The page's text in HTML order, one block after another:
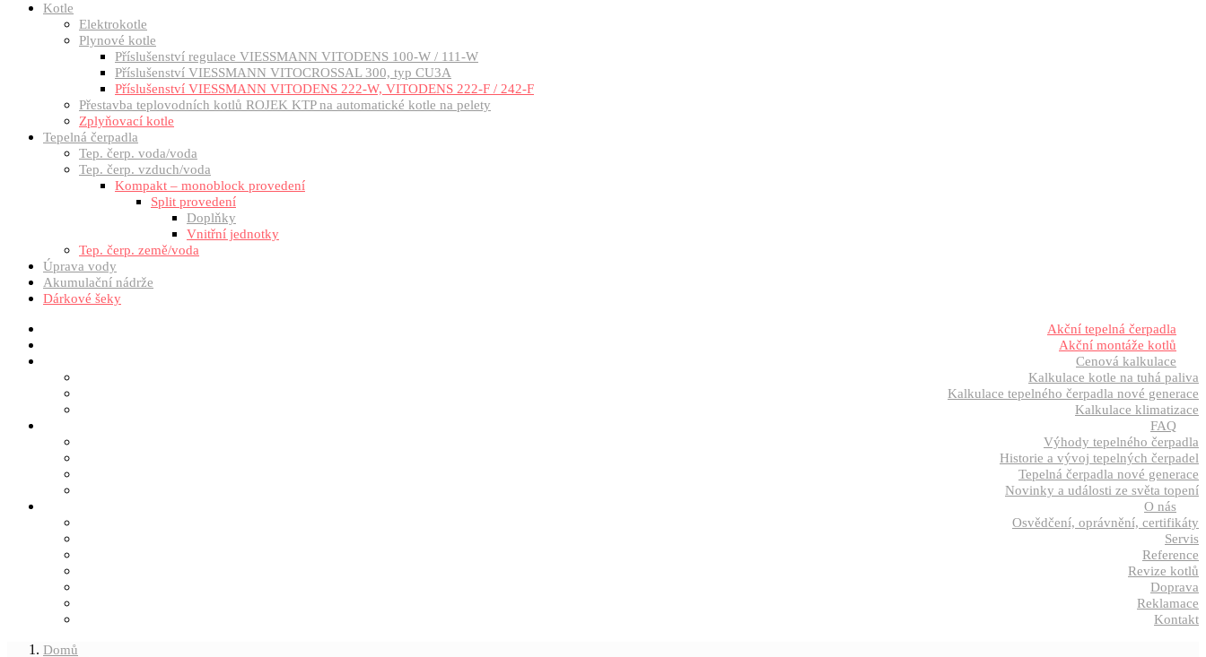
Kotle
Elektrokotle
Plynové kotle
Příslušenství regulace VIESSMANN VITODENS 100-W / 111-W
Příslušenství VIESSMANN VITOCROSSAL 300, typ CU3A
Příslušenství VIESSMANN VITODENS 222-W, VITODENS 222-F / 242-F
Přestavba teplovodních kotlů ROJEK KTP na automatické kotle na pelety
Zplyňovací kotle
Tepelná čerpadla
Tep. čerp. voda/voda
Tep. čerp. vzduch/voda
Kompakt – monoblock provedení
Split provedení
Doplňky
Vnitřní jednotky
Tep. čerp. země/voda
Úprava vody
Akumulační nádrže
Dárkové šeky
Akční tepelná čerpadla
Akční montáže kotlů
Cenová kalkulace
Kalkulace kotle na tuhá paliva
Kalkulace tepelného čerpadla nové generace
Kalkulace klimatizace
FAQ
Výhody tepelného čerpadla
Historie a vývoj tepelných čerpadel
Tepelná čerpadla nové generace
Novinky a události ze světa topení
O nás
Osvědčení, oprávnění, certifikáty
Servis
Reference
Revize kotlů
Doprava
Reklamace
Kontakt
Domů